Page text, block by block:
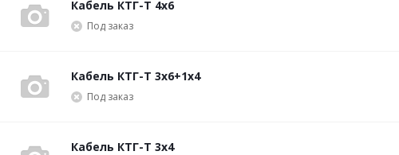
Кабель КТГ-Т 4х6
Под заказ
Кабель КТГ-Т 3х6+1х4
Под заказ
Кабель КТГ-Т 3х4